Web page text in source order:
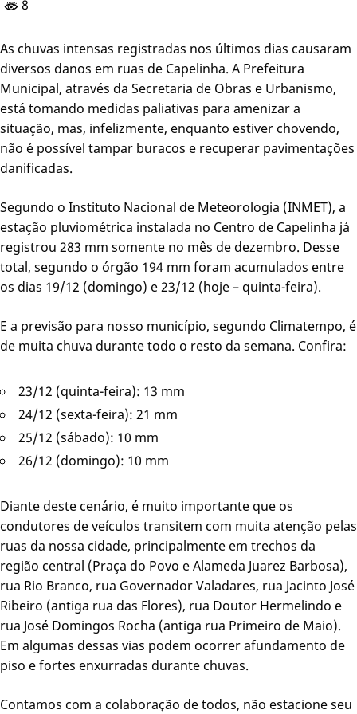
8
As chuvas intensas registradas nos últimos dias causaram
diversos danos em ruas de Capelinha. A Prefeitura
Municipal, através da Secretaria de Obras e Urbanismo,
está tomando medidas paliativas para amenizar a
situação, mas, infelizmente, enquanto estiver chovendo,
não é possível tampar buracos e recuperar pavimentações
danificadas.
Segundo o Instituto Nacional de Meteorologia (INMET), a
estação pluviométrica instalada no Centro de Capelinha já
registrou 283 mm somente no mês de dezembro. Desse
total, segundo o órgão 194 mm foram acumulados entre
os dias 19/12 (domingo) e 23/12 (hoje – quinta-feira).
E a previsão para nosso município, segundo Climatempo, é
de muita chuva durante todo o resto da semana. Confira:
23/12 (quinta-feira): 13 mm
24/12 (sexta-feira): 21 mm
25/12 (sábado): 10 mm
26/12 (domingo): 10 mm
Diante deste cenário, é muito importante que os
condutores de veículos transitem com muita atenção pelas
ruas da nossa cidade, principalmente em trechos da
região central (Praça do Povo e Alameda Juarez Barbosa),
rua Rio Branco, rua Governador Valadares, rua Jacinto José
Ribeiro (antiga rua das Flores), rua Doutor Hermelindo e
rua José Domingos Rocha (antiga rua Primeiro de Maio).
Em algumas dessas vias podem ocorrer afundamento de
piso e fortes enxurradas durante chuvas.
Contamos com a colaboração de todos, não estacione seu